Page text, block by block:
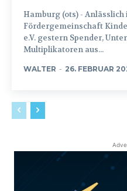
Hamburg (ots) - Anlässlich ihres 50. Jubiläums lud die
Fördergemeinschaft
e.V. gestern Spender,
Multiplikatoren aus...
WALTER - 26. FEBRUAR